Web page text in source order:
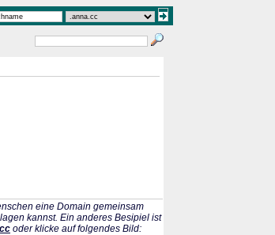
eine Domain gemeinsam
kannst. Ein anderes Besipiel ist
oder klicke auf folgendes Bild: